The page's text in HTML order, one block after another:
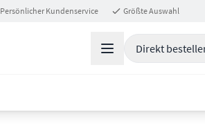
Persönlicher Kundenservice Größte Auswahl
Direkt